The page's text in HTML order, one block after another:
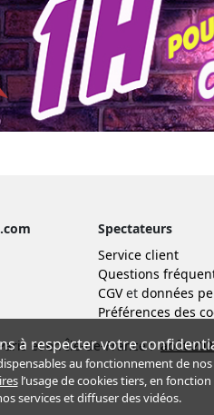
Spectateurs
Service client
Questions
CGVet données
Préférences des
et en Île-de-France : août
à respecter votre
au fonctionnement de
l’usage de cookies tiers, en fonction
services et diffuser des vidéos.